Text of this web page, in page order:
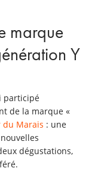
marque
Y
participé
de la marque «
du Marais : une
dégustations,